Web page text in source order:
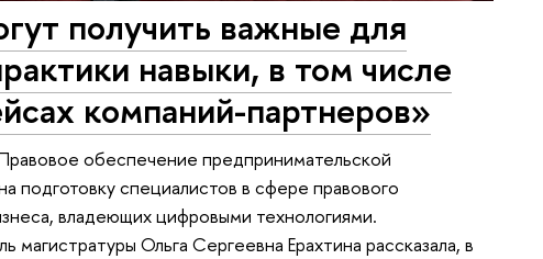
получить важные для
навыки, в том числе
компаний-партнеров»
обеспечение предпринимательской
подготовку специалистов в сфере правового
владеющих цифровыми технологиями.
магистратуры Ольга Сергеевна Ерахтина рассказала, в